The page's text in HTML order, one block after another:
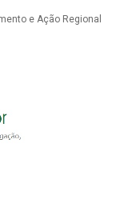
e Ação Regional